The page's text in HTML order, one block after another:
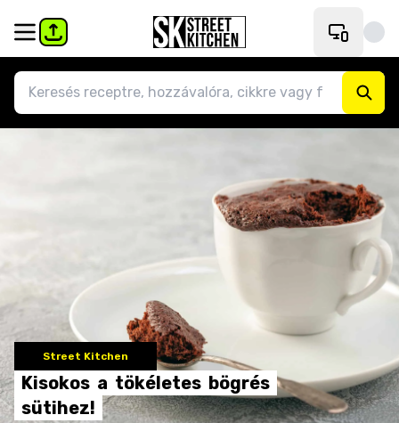
Street Kitchen
Kisokos a tökéletes bögrés
sütihez!